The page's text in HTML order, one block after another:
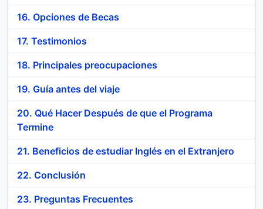
16. Opciones de Becas
17. Testimonios
18. Principales preocupaciones
19. Guía antes del viaje
20. Qué Hacer Después de que el Programa
Termine
21. Beneficios de estudiar Inglés en el Extranjero
22. Conclusión
23. Preguntas Frecuentes